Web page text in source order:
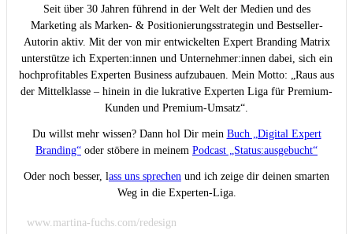
Seit über 30 Jahren führend in der Welt der Medien und des
Marketing als Marken- & Positionierungsstrategin und Bestseller-
Autorin aktiv. Mit der von mir entwickelten Expert Branding Matrix
unterstütze ich Experten:innen und Unternehmer:innen dabei, sich ein
hochprofitables Experten Business aufzubauen. Mein Motto: „Raus aus
der Mittelklasse – hinein in die lukrative Experten Liga für Premium-
Kunden und Premium-Umsatz“.
Du willst mehr wissen? Dann hol Dir mein Buch „Digital Expert
Branding“ oder stöbere in meinem Podcast „Status:ausgebucht“
Oder noch besser, lass uns sprechen und ich zeige dir deinen smarten
Weg in die Experten-Liga.
www.martina-fuchs.com/redesign